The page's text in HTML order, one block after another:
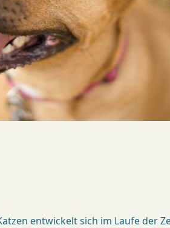
entwickelt sich im Laufe der